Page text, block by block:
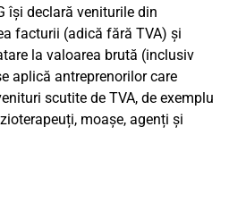
își declară veniturile din
facturii (adică fără TVA) și
la valoarea brută (inclusiv
aplică antreprenorilor care
scutite de TVA, de exemplu
moașe, agenți și